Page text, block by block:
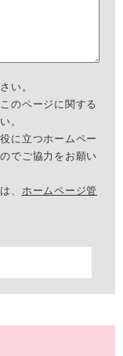
い。
のページに関する
。
に立つホームペー
でご協力をお願い
、 ホームページ管